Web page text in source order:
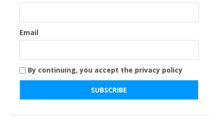
Email
By continuing, you accept the privacy policy